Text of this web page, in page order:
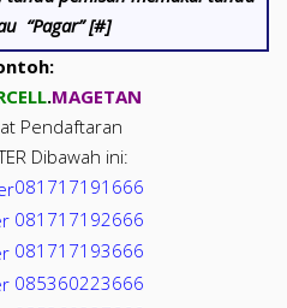
“Pagar” [#]
CELL.MAGETAN
Pendaftaran
Dibawah ini:
081717191666
081717192666
081717193666
085360223666